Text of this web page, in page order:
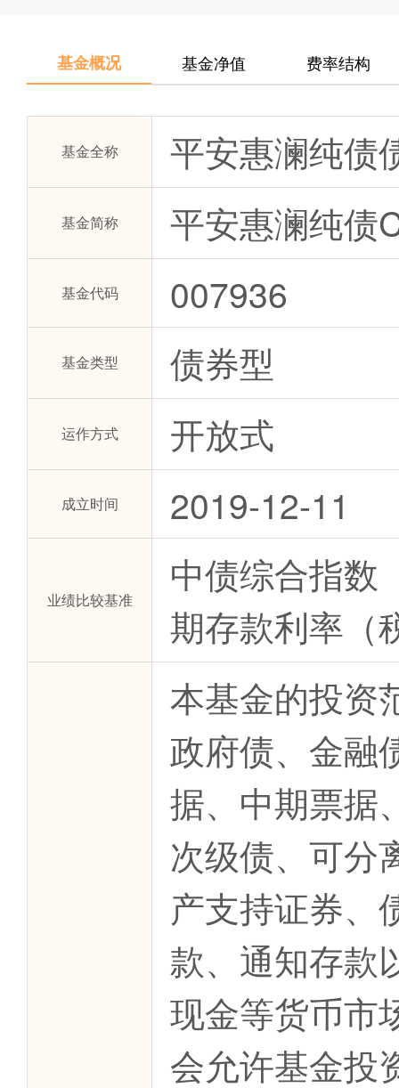
基金概况 基金净值 费率结构
基金全称 平安惠澜纯债
基金简称 平安惠澜纯债
基金代码 007936
基金类型 债券型
运作方式 开放式
成立时间 2019-12-11
业绩比较基准
中债综合指数
期存款利率（
本基金的投资
政府债、金融
据、中期票据
次级债、可分
产支持证券、
款、通知存款
现金等货币市
会允许基金投